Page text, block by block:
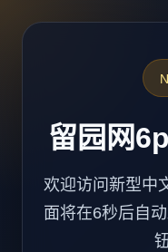
留园网
欢迎访问新型中
面将在6秒后自